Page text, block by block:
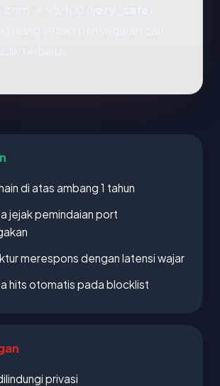
di atas ambang 1 tahun
jejak pemindaian port
merespons dengan latensi wajar
hits otomatis pada blocklist
privasi